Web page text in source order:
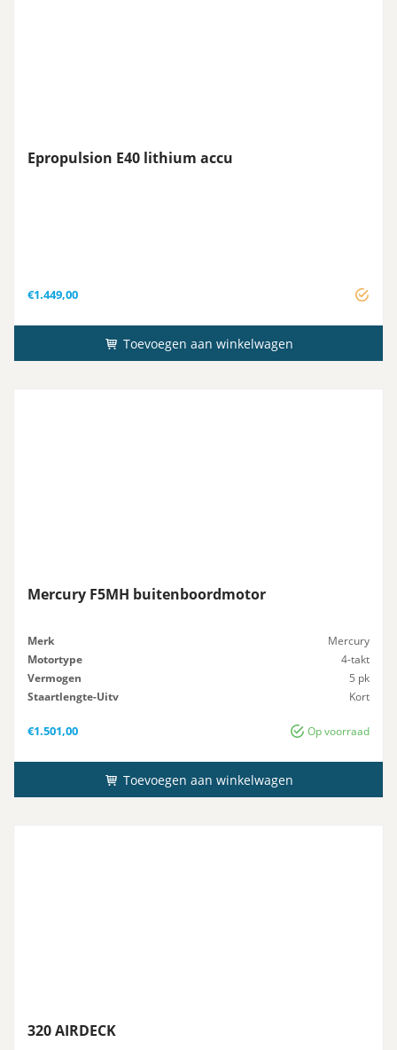
Epropulsion E40 lithium accu
€1.449,00
Toevoegen aan winkelwagen
Mercury F5MH buitenboordmotor
Merk
Mercury
Motortype
4-takt
Vermogen
5 pk
Staartlengte-Uitv
Kort
Op voorraad
€1.501,00
Toevoegen aan winkelwagen
320 AIRDECK